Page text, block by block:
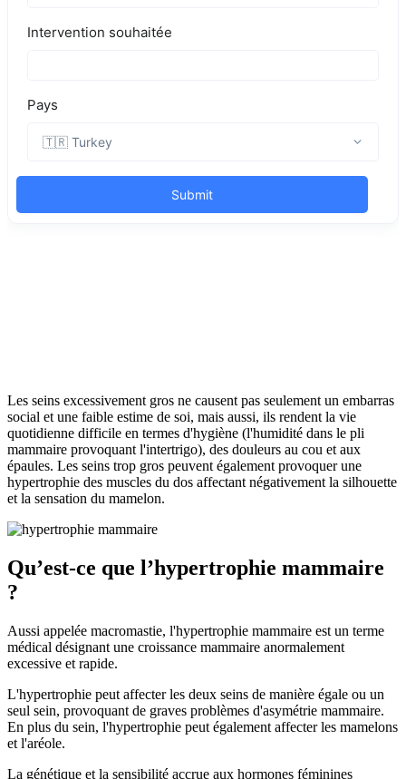
Les seins excessivement gros ne causent pas seulement un embarras
social et une faible estime de soi, mais aussi, ils rendent la vie
quotidienne difficile en termes d'hygiène (l'humidité dans le pli
mammaire provoquant l'intertrigo), des douleurs au cou et aux
épaules. Les seins trop gros peuvent également provoquer une
hypertrophie des muscles du dos affectant négativement la silhouette
et la sensation du mamelon.
Qu’est-ce que l’hypertrophie mammaire
?
Aussi appelée macromastie, l'hypertrophie mammaire est un terme
médical désignant une croissance mammaire anormalement
excessive et rapide.
L'hypertrophie peut affecter les deux seins de manière égale ou un
seul sein, provoquant de graves problèmes d'asymétrie mammaire.
En plus du sein, l'hypertrophie peut également affecter les mamelons
et l'aréole.
La génétique et la sensibilité accrue aux hormones féminines